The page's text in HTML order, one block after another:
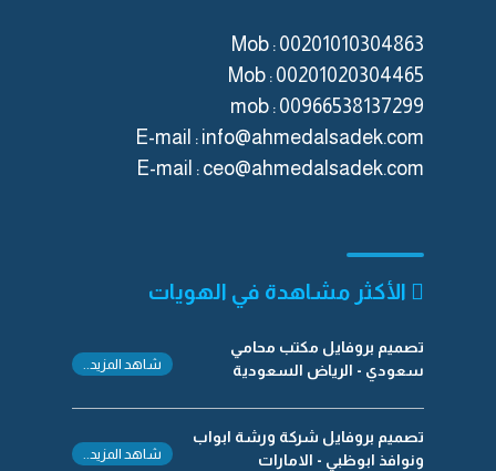
Mob : 00201010304863
Mob : 00201020304465
mob : ‎00966538137299
E-mail : info@ahmedalsadek.com
E-mail : ceo@ahmedalsadek.com
الأكثر مشاهدة في الهويات
تصميم بروفايل مكتب محامي
سعودي - الرياض السعودية
شاهد المزيد..
تصميم بروفايل شركة ورشة ابواب
ونوافذ ابوظبي - الامارات
شاهد المزيد..